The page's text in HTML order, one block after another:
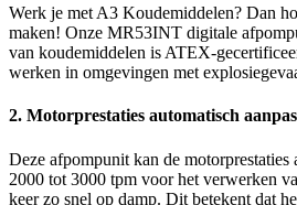
Werk je met A3 Koudemiddelen? Dan
maken! Onze MR53INT digitale
van koudemiddelen is ATEX-
werken in omgevingen met
2. Motorprestaties automatisch
Deze afpompunit kan de motorprestaties
2000 tot 3000 tpm voor het verwerken
keer zo snel op damp. Dit betekent dat